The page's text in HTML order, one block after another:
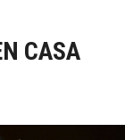
CASA